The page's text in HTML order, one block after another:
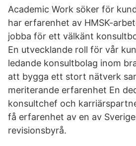
Academic Work söker för
har erfarenhet av HMSK-
jobba för ett välkänt
En utvecklande roll för vår
ledande konsultbolag inom
att bygga ett stort nätverk
meriterande erfarenhet En
konsultchef och
få erfarenhet av en av
revisionsbyrå.